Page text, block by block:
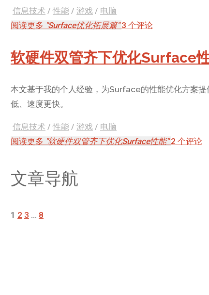
信息技术 / 性能 / 游戏 / 电脑
阅读更多 "Surface优化拓展篇" 3 个评论
软硬件双管齐下优化Surface
本文基于我的个人经验，为Surface的性能优化方案
低、速度更快。
信息技术 / 性能 / 游戏 / 电脑
阅读更多 "软硬件双管齐下优化Surface性能" 2 个评论
文章导航
1 2 3 … 8